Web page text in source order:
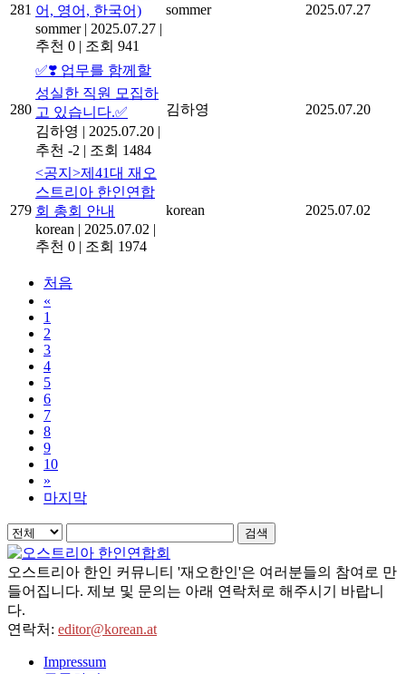
281 어, 영어, 한국어)
sommer | 2025.07.27 |
추천 0 | 조회 941
sommer 2025.07.27
280
✅❣️ 업무를 함께할
성실한 직원 모집하
고 있습니다.✅
김하영 | 2025.07.20 |
추천 -2 | 조회 1484
김하영 2025.07.20
279
<공지>제41대 재오
스트리아 한인연합
회 총회 안내
korean | 2025.07.02 |
추천 0 | 조회 1974
korean 2025.07.02
처음
«
1
2
3
4
5
6
7
8
9
10
»
마지막
검색
오스트리아 한인 커뮤니티 '재오한인'은 여러분들의 참여로 만
들어집니다. 제보 및 문의는 아래 연락처로 해주시기 바랍니
다.
연락처: editor@korean.at
Impressum